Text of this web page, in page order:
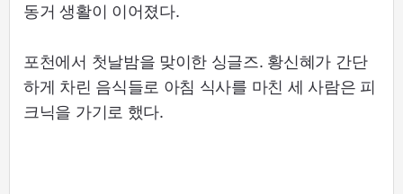
동거 생활이 이어졌다.
포천에서 첫날밤을 맞이한 싱글즈. 황신혜가 간단
하게 차린 음식들로 아침 식사를 마친 세 사람은 피
크닉을 가기로 했다.